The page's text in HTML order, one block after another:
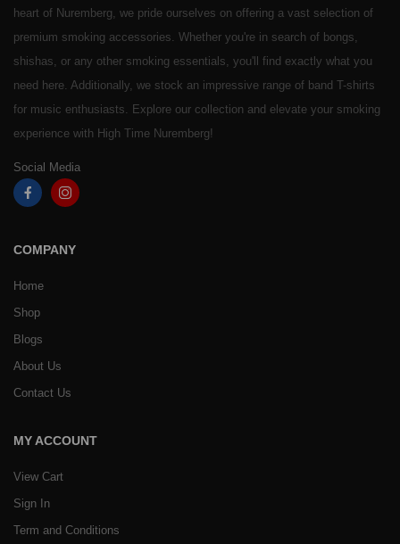
heart of Nuremberg, we pride ourselves on offering a vast selection of
premium smoking accessories. Whether you're in search of bongs,
shishas, or any other smoking essentials, you'll find exactly what you
need here. Additionally, we stock an impressive range of band T-shirts
for music enthusiasts. Explore our collection and elevate your smoking
experience with High Time Nuremberg!
Social Media
COMPANY
Home
Shop
Blogs
About Us
Contact Us
MY ACCOUNT
View Cart
Sign In
Term and Conditions